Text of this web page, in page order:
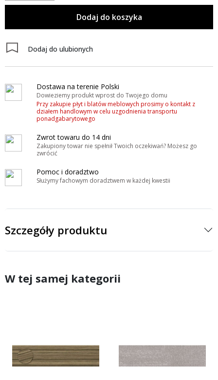
Dodaj do koszyka
Dodaj do ulubionych
Dostawa na terenie Polski
Dowieziemy produkt wprost do Twojego domu
Przy zakupie płyt i blatów meblowych prosimy o kontakt z
działem handlowym w celu uzgodnienia transportu
ponadgabarytowego
Zwrot towaru do 14 dni
Zakupiony towar nie spełnił Twoich oczekiwań? Możesz go
zwrócić
Pomoc i doradztwo
Służymy fachowym doradztwem w każdej kwestii
Szczegóły produktu
W tej samej kategorii